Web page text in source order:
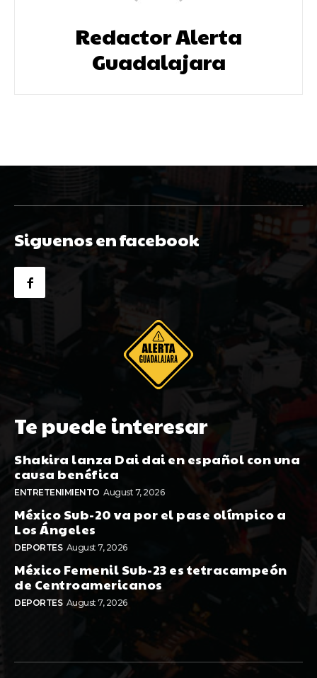
Redactor Alerta
Guadalajara
Siguenos en facebook
Te puede interesar
Shakira lanza Dai dai en español con una
causa benéfica
ENTRETENIMIENTO August 7, 2026
México Sub-20 va por el pase olímpico a
Los Ángeles
DEPORTES August 7, 2026
México Femenil Sub-23 es tetracampeón
de Centroamericanos
DEPORTES August 7, 2026